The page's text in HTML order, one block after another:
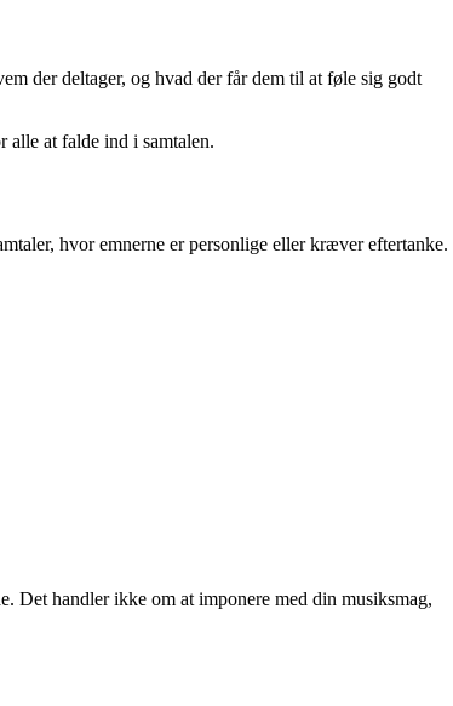
der deltager, og hvad der får dem til at føle sig godt
alle at falde ind i samtalen.
hvor emnerne er personlige eller kræver eftertanke.
Det handler ikke om at imponere med din musiksmag,